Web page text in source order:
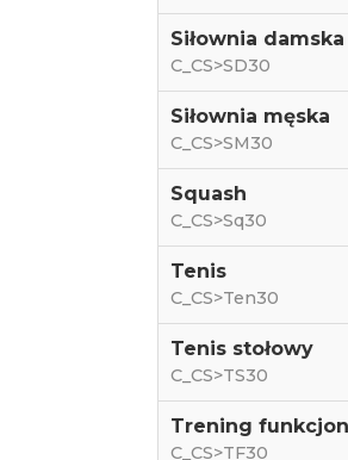
Siłownia damska
C_CS>SD30
Siłownia męska
C_CS>SM30
Squash
C_CS>Sq30
Tenis
C_CS>Ten30
Tenis stołowy
C_CS>TS30
Trening
C_CS>TF30